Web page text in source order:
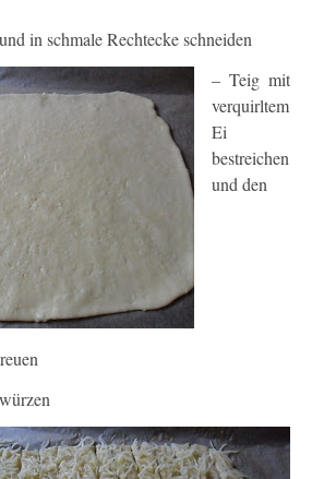
in schmale Rechtecke schneiden
– Teig mit
verquirltem
Ei
bestreichen
und den